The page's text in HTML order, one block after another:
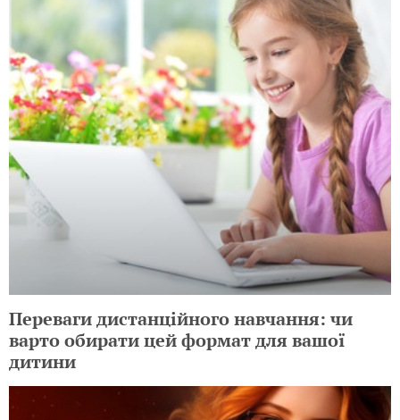
Переваги дистанційного навчання: чи
варто обирати цей формат для вашої
дитини